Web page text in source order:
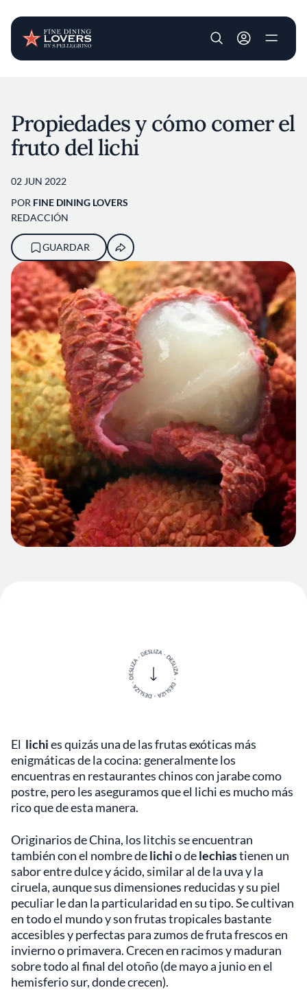
User account
Propiedades y cómo comer el
fruto del lichi
02 JUN 2022
POR FINE DINING LOVERS
REDACCIÓN
GUARDAR
El lichies quizás una de las frutas exóticas más
enigmáticas de la cocina: generalmente los
encuentras en restaurantes chinos con jarabe como
postre, pero les aseguramos que el lichi es mucho más
rico que de esta manera.
Originarios de China, los litchis se encuentran
también con el nombre delichio delechiastienen un
sabor entre dulce y ácido, similar al de la uva y la
ciruela, aunque sus dimensiones reducidas y su piel
peculiar le dan la particularidad en su tipo. Se cultivan
en todo el mundo y son frutas tropicales bastante
accesibles y perfectas para zumos de fruta frescos en
invierno o primavera. Crecen en racimos y maduran
sobre todo al final del otoño (de mayo a junio en el
hemisferio sur, donde crecen).